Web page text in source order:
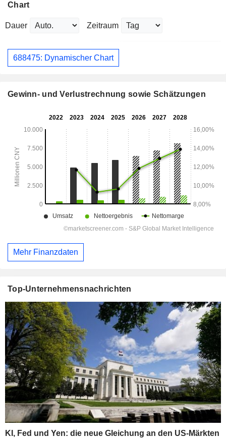
Chart
Dauer Zeitraum
688475: Dynamischer Chart
Gewinn- und Verlustrechnung sowie Schätzungen
Mehr Finanzdaten
Top-Unternehmensnachrichten
KI, Fed und Yen: die neue Gleichung an den US-Märkten